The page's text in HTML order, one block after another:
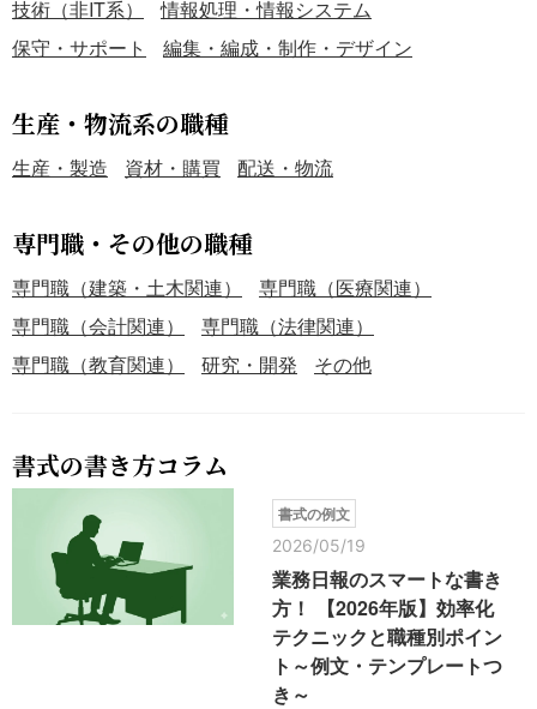
技術（非IT系）
情報処理・情報システム
保守・サポート
編集・編成・制作・デザイン
生産・物流系の職種
生産・製造 資材・購買 配送・物流
専門職・その他の職種
専門職（建築・土木関連）
専門職（医療関連）
専門職（会計関連）
専門職（法律関連）
専門職（教育関連）
研究・開発 その他
書式の書き方コラム
書式の例文
2026/05/19
業務日報のスマートな書き
方！ 【2026年版】効率化
テクニックと職種別ポイン
ト～例文・テンプレートつ
き～